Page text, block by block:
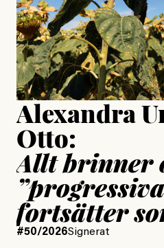
Jesper Lundby
Publicerad15 July, 2026
Uppdaterad15 July, 2026
Alexandra
Otto:
Allt brinner
fortsätter
#50/2026Signerat